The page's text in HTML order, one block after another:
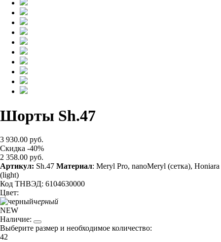
Шорты Sh.47
3 930.00 руб.
Скидка -40%
2 358.00 руб.
Артикул: Sh.47 Материал: Meryl Pro, nanoMeryl (сетка), Honiara
(light)
Код ТНВЭД: 6104630000
Цвет:
черный
NEW
Наличие:
Выберите размер и необходимое количество:
42